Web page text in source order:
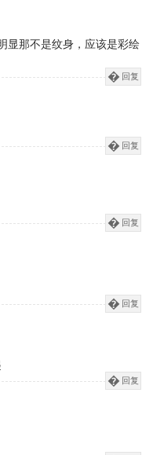
显那不是纹身，应该是彩绘
回复
回复
回复
回复
回复